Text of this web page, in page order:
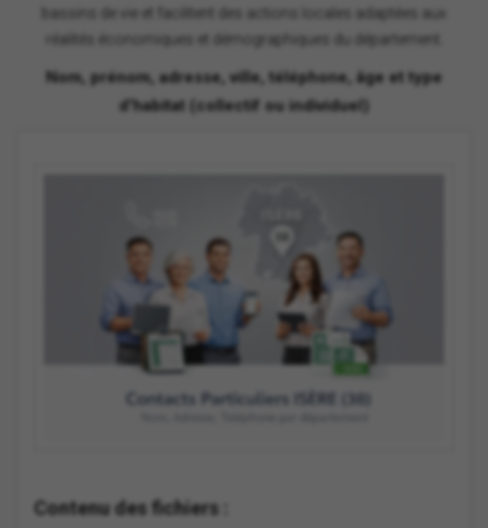
bassins de vie et facilitent des actions locales adaptées aux
réalités économiques et démographiques du département.
Nom, prénom, adresse, ville, téléphone, âge et type
d'habitat (collectif ou individuel)
Contenu des fichiers :